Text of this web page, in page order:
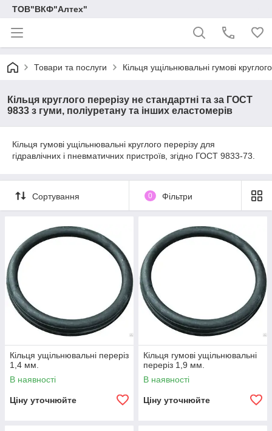
ТОВ"ВКФ"Алтех"
Товари та послуги Кільця ущільнювальні гумові
Кільця круглого перерізу не стандартні та за ГОСТ
9833 з гуми, поліуретану та інших еластомерів
Кільця гумові ущільнювальні круглого перерізу для
гідравлічних і пневматичних пристроїв, згідно ГОСТ 9833-73.
Сортування 0 Фільтри
Кільця ущільнювальні переріз
1,4 мм.
В наявності
Ціну уточнюйте
Кільця гумові ущільнювальні
переріз 1,9 мм.
В наявності
Ціну уточнюйте